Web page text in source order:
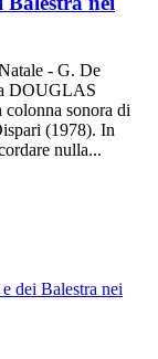
- G. De
DOUGLAS
sonora di
(1978). In
nulla...
dei Balestra nei